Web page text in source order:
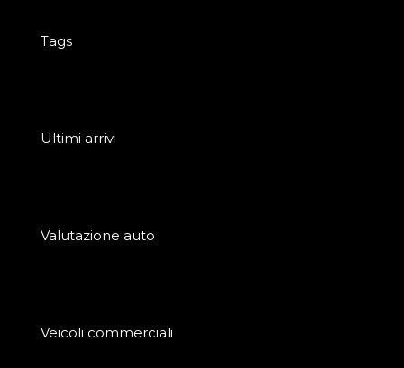
Tags
Ultimi arrivi
Valutazione auto
Veicoli commerciali